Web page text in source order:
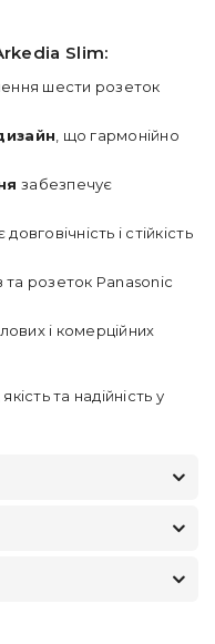
Slim:
шести розеток
, що гармонійно
забезпечує
і стійкість
та розеток Panasonic
і комерційних
та надійність у